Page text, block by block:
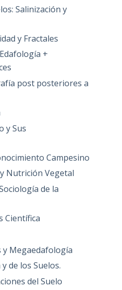
Salinización y
y Fractales
+
post posteriores a
y Sus
Campesino
Nutrición Vegetal
de la
Científica
y Megaedafología
de los Suelos.
del Suelo